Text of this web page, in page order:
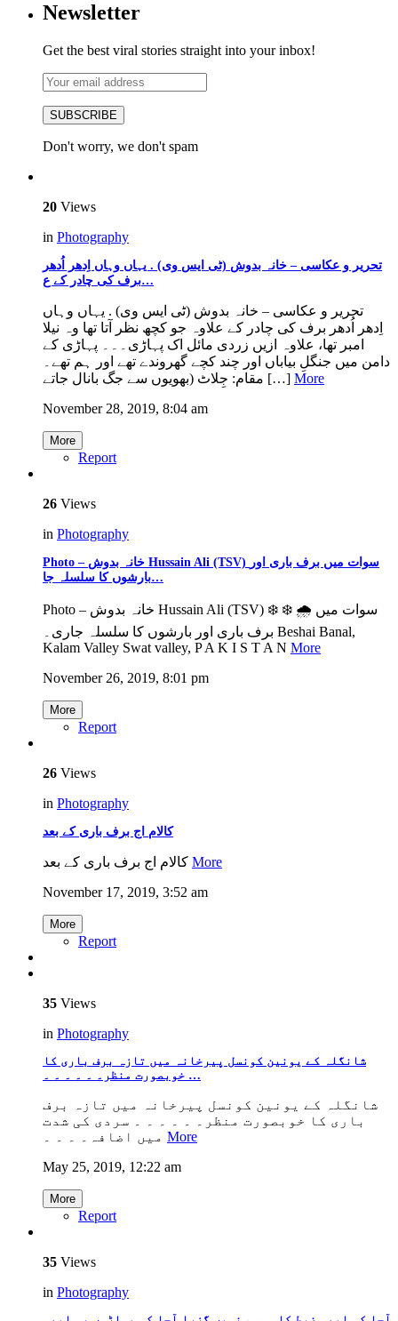
Newsletter
Get the best viral stories straight into your inbox!
SUBSCRIBE
Don't worry, we don't spam
20 Views
in Photography
تحریر و عکاسی – خانہ بدوش (ٹی ایس وی) . یہاں وہاں اِدھر اُدھر
برف کی چادر کے ع…
تحریر و عکاسی – خانہ بدوش (ٹی ایس وی) . یہاں وہاں
اِدھر اُدھر برف کی چادر کے علاوہ جو کچھ نظر آتا تھا وہ نیلا
امبر تھا، علاوہ ازیں زردی مائل اک پہاڑی۔۔۔ پہاڑی کے
دامن میں جنگلِ بیاباں اور چند کچے گھروندے تھے اور ہم تھے۔
مقام: جِلاٹ (بھویوں سے جگ بانال جاتے […] More
November 28, 2019, 8:04 am
More
Report
26 Views
in Photography
Photo – خانہ بدوش Hussain Ali (TSV) سوات میں برف باری اور
بارشوں کا سلسلہ جا…
Photo – خانہ بدوش Hussain Ali (TSV) ❄️ ❄️ 🌧 سوات میں
برف باری اور بارشوں کا سلسلہ جاری۔ Beshai Banal,
Kalam Valley Swat valley, P A K I S T A N More
November 26, 2019, 8:01 pm
More
Report
26 Views
in Photography
کالام اج برف باری کے بعد
More
November 17, 2019, 3:52 am
More
Report
35 Views
in Photography
شانگلہ کے یونین کونسل پیرخانہ میں تازہ برف باری کا
خوبصورت منظر۔ ۔ ۔ ۔ ۔ ۔ …
شانگلہ کے یونین کونسل پیرخانہ میں تازہ برف
باری کا خوبصورت منظر۔ ۔ ۔ ۔ ۔ ۔ سردی کی شدت
More
May 25, 2019, 12:22 am
More
Report
35 Views
in Photography